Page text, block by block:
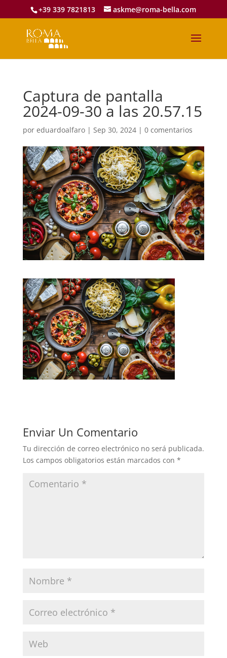
+39 339 7821813 askme@roma-bella.com
Captura de pantalla
2024-09-30 a las 20.57.15
por eduardoalfaro| Sep 30, 2024| 0 comentarios
Enviar Un Comentario
Tu dirección de correo electrónico no será publicada.
Los campos obligatorios están marcados con *